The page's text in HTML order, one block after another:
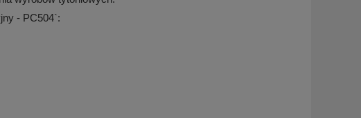
- PC504`: